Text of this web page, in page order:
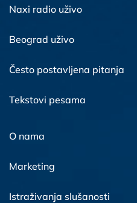
Naxi radio uživo
Beograd uživo
Često postavljena pitanja
Tekstovi pesama
O nama
Marketing
Istraživanja slušanosti